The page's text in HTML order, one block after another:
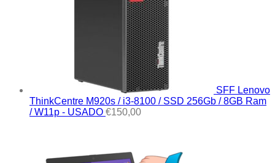
SFF Lenovo
ThinkCentre M920s / i3-8100 / SSD 256Gb / 8GB Ram
/ W11p - USADO €150,00